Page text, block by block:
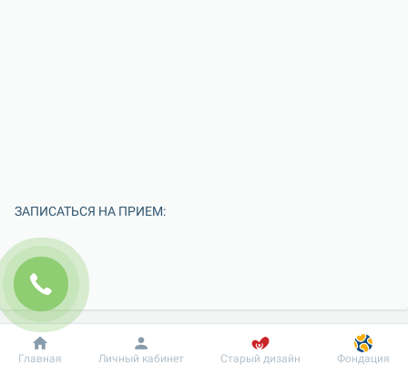
ЗАПИСАТЬСЯ НА ПРИЕМ:
Добробут Информация Пациенту
Главная Личный кабинет Старый дизайн Фондация